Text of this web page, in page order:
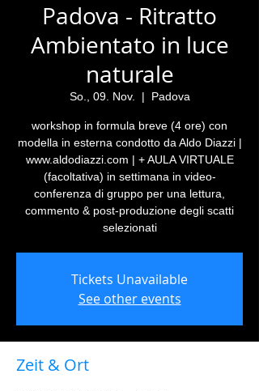
Padova - Ritratto
Ambientato in luce
naturale
So., 09. Nov.
  |
Padova
workshop in formula breve (4 ore) con
modella in esterna condotto da Aldo Diazzi |
www.aldodiazzi.com | + AULA VIRTUALE
(facoltativa) in settimana in video-
conferenza di gruppo per una lettura,
commento & post-produzione degli scatti
selezionati
Tickets Unavailable
See other events
Zeit & Ort